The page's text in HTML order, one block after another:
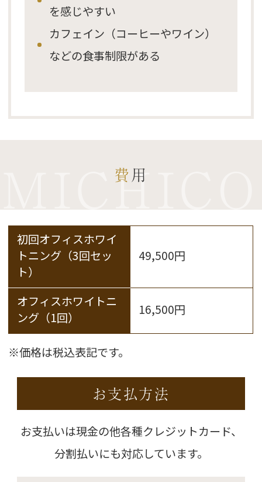
を感じやすい
カフェイン（コーヒーやワイン）
などの食事制限がある
費用
MICHICO
初回オフィスホワイ
トニング（3回セッ
ト）
49,500円
オフィスホワイトニ
ング（1回）
16,500円
※価格は税込表記です。
お支払方法
お支払いは現金の他各種クレジットカード、
分割払いにも対応しています。